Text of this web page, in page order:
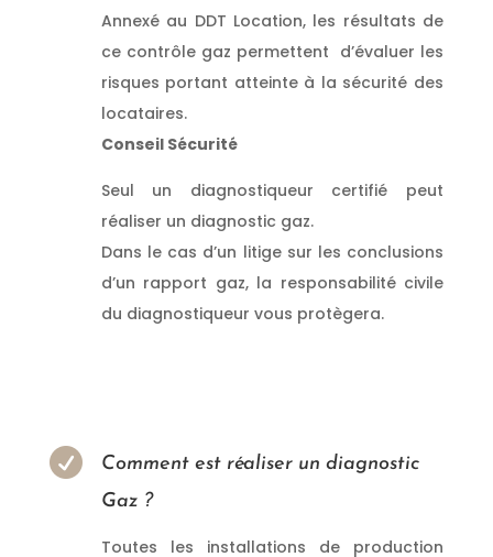
Annexé au DDT Location, les résultats de
ce contrôle gaz permettent d’évaluer les
risques portant atteinte à la sécurité des
locataires.
Conseil Sécurité
Seul un diagnostiqueur certifié peut
réaliser un diagnostic gaz.
Dans le cas d’un litige sur les conclusions
d’un rapport gaz, la responsabilité civile
du diagnostiqueur vous protègera.

Comment est réaliser un diagnostic
Gaz ?
Toutes les installations de production